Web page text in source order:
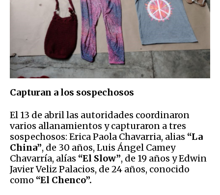
Capturan a los sospechosos
El 13 de abril las autoridades coordinaron
varios allanamientos y capturaron a tres
sospechosos: Erica Paola Chavarria, alias “La
China”, de 30 años, Luis Ángel Camey
Chavarría, alías “El Slow”, de 19 años y Edwin
Javier Veliz Palacios, de 24 años, conocido
como “El Chenco”.